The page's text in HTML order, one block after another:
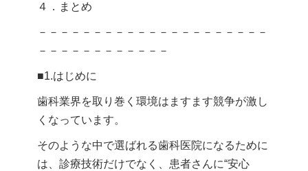
４．まとめ
－－－－－－－－－－－－－－－－－－－－－
－－－－－－－－－－－－
■1.はじめに
歯科業界を取り巻く環境はますます競争が激し
くなっています。
そのような中で選ばれる歯科医院になるために
は、診療技術だけでなく、患者さんに“安心